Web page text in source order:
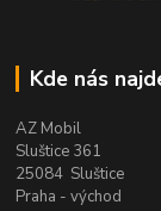
Kde nás
AZ Mobil
Sluštice 361
25084 Sluštice
Praha - východ